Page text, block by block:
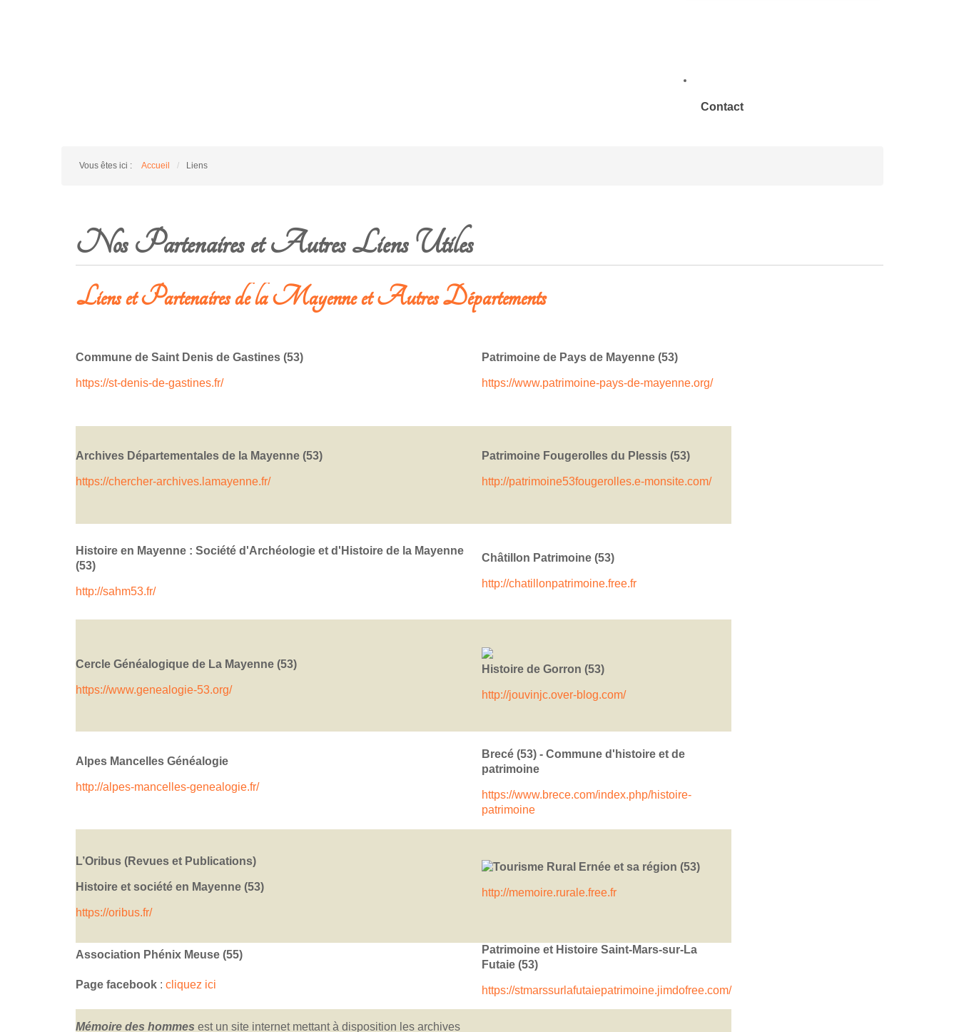
Contact
Vous êtes ici : Accueil / Liens
Nos Partenaires et Autres Liens Utiles
Liens et Partenaires de la Mayenne et Autres Départements
Commune de Saint Denis de Gastines (53)
https://st-denis-de-gastines.fr/
Patrimoine de Pays de Mayenne (53)
https://www.patrimoine-pays-de-mayenne.org/
Archives Départementales de la Mayenne (53)
https://chercher-archives.lamayenne.fr/
Patrimoine Fougerolles du Plessis (53)
http://patrimoine53fougerolles.e-monsite.com/
Histoire en Mayenne : Société d'Archéologie et d'Histoire de la Mayenne
(53)
http://sahm53.fr/
Châtillon Patrimoine (53)
http://chatillonpatrimoine.free.fr
Cercle Généalogique de La Mayenne (53)
https://www.genealogie-53.org/
Histoire de Gorron (53)
http://jouvinjc.over-blog.com/
Alpes Mancelles Généalogie
http://alpes-mancelles-genealogie.fr/
Brecé (53) - Commune d'histoire et de
patrimoine
https://www.brece.com/index.php/histoire-
patrimoine
L’Oribus (Revues et Publications)
Histoire et société en Mayenne (53)
https://oribus.fr/
Tourisme Rural Ernée et sa région (53)
http://memoire.rurale.free.fr
Association Phénix Meuse (55)
Page facebook : cliquez ici
Patrimoine et Histoire Saint-Mars-sur-La
Futaie (53)
https://stmarssurlafutaiepatrimoine.jimdofree.com/
Mémoire des hommes est un site internet mettant à disposition les archives